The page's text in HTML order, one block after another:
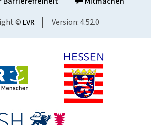
© LVR Version: 4.52.0